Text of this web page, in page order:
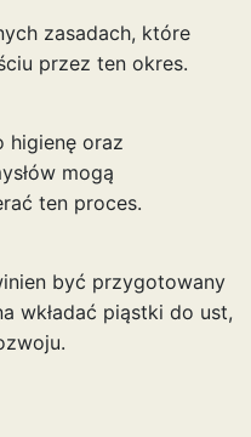
zasadach, które
przez ten okres.
higienę oraz
mogą
ten proces.
być przygotowany
wkładać piąstki do ust,